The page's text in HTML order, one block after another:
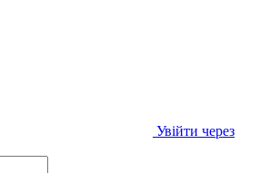
Увійти через